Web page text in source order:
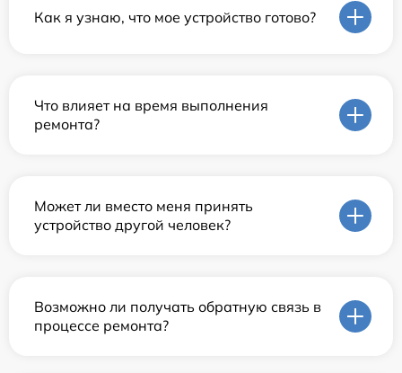
Как я узнаю, что мое устройство готово?
Что влияет на время выполнения
ремонта?
Может ли вместо меня принять
устройство другой человек?
Возможно ли получать обратную связь в
процессе ремонта?